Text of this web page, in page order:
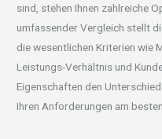
sind, stehen Ihnen zahlreiche
umfassender Vergleich stellt
die wesentlichen Kriterien wie
Leistungs-Verhältnis und
Eigenschaften den
Ihren Anforderungen am